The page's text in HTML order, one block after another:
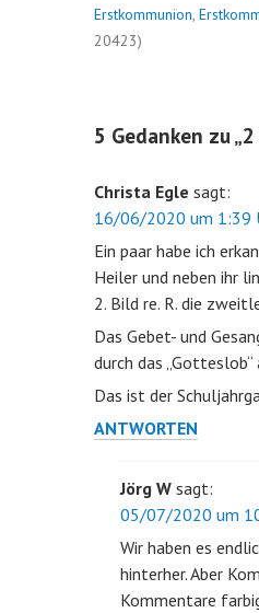
Erstkommunion,
20423)
5 Gedanken zu „
Christa Egle sagt:
16/06/2020 um 1:39
Ein paar habe ich
Heiler und neben ihr
2. Bild re. R. die
Das Gebet- und
durch das
Das ist der
ANTWORTEN
Jörg W sagt:
05/07/2020 um
Wir haben es
hinterher. Aber
Kommentare